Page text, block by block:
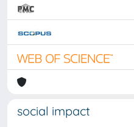
social impact